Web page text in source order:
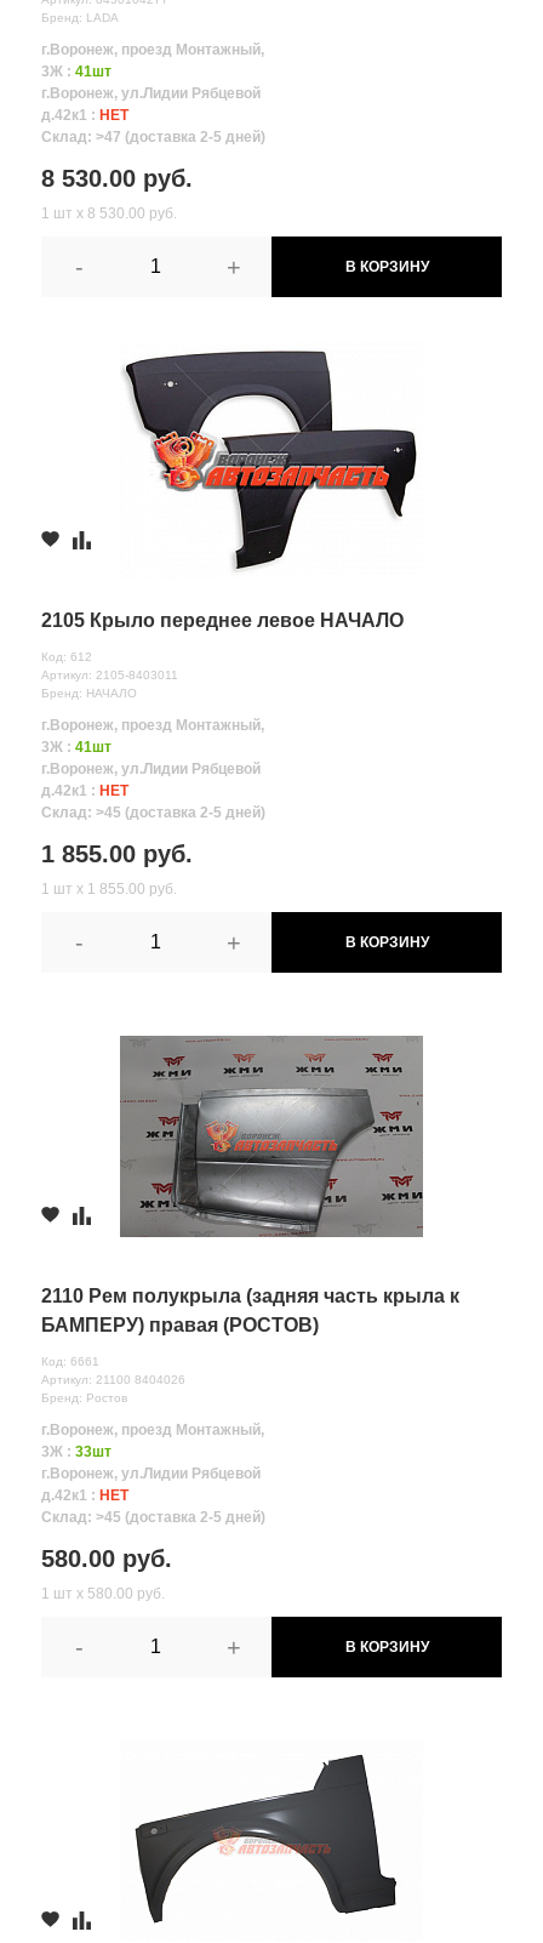
Бренд: LADA
г.Воронеж, проезд Монтажный,
3Ж : 41шт
г.Воронеж, ул.Лидии Рябцевой
д.42к1 : НЕТ
Склад: >47 (доставка 2-5 дней)
8 530.00 руб.
1 шт х 8 530.00 руб.
- + В КОРЗИНУ
2105 Крыло переднее левое НАЧАЛО
Код: 612
Артикул: 2105-8403011
Бренд: НАЧАЛО
г.Воронеж, проезд Монтажный,
3Ж : 41шт
г.Воронеж, ул.Лидии Рябцевой
д.42к1 : НЕТ
Склад: >45 (доставка 2-5 дней)
1 855.00 руб.
1 шт х 1 855.00 руб.
- + В КОРЗИНУ
2110 Рем полукрыла (задняя часть крыла к
БАМПЕРУ) правая (РОСТОВ)
Код: 6661
Артикул: 21100 8404026
Бренд: Ростов
г.Воронеж, проезд Монтажный,
3Ж : 33шт
г.Воронеж, ул.Лидии Рябцевой
д.42к1 : НЕТ
Склад: >45 (доставка 2-5 дней)
580.00 руб.
1 шт х 580.00 руб.
- + В КОРЗИНУ